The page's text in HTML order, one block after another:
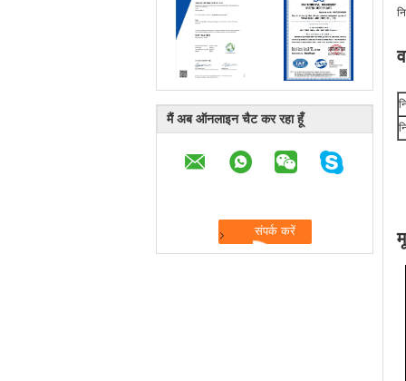
मैं अब ऑनलाइन चैट कर रहा हूँ